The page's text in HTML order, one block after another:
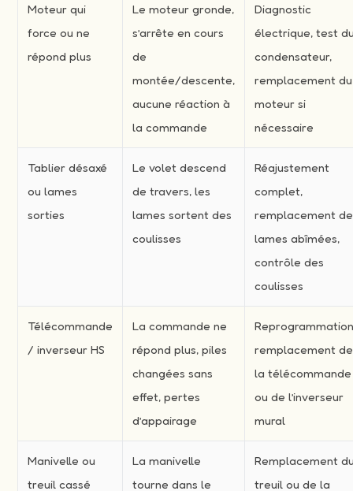
Moteur qui
force ou ne
répond plus
Le moteur gronde,
s’arrête en cours
de
montée/descente,
aucune réaction à
la commande
Diagnostic
électrique, test
condensateur,
remplacement du
moteur si
nécessaire
Tablier désaxé
ou lames
sorties
Le volet descend
de travers, les
lames sortent des
coulisses
Réajustement
complet,
remplacement de
lames abîmées,
contrôle des
coulisses
Télécommande
/ inverseur HS
La commande ne
répond plus, piles
changées sans
effet, pertes
d’appairage
remplacement de
la télécommande
ou de l’inverseur
mural
Manivelle ou
treuil cassé
La manivelle
tourne dans le
Remplacement
treuil ou de la